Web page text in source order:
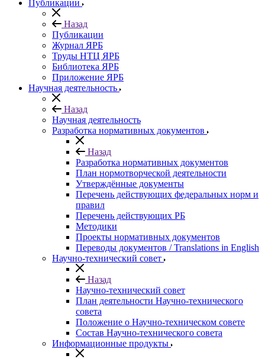
Публикации
Назад
Публикации
Журнал ЯРБ
Труды НТЦ ЯРБ
Библиотека ЯРБ
Приложение ЯРБ
Научная деятельность
Назад
Научная деятельность
Разработка нормативных документов
Назад
Разработка нормативных документов
План нормотворческой деятельности
Утверждённые документы
Перечень действующих федеральных норм и
правил
Перечень действующих РБ
Методики
Проекты нормативных документов
Переводы документов / Translations in English
Научно-технический совет
Назад
Научно-технический совет
План деятельности Научно-технического
совета
Положение о Научно-техническом совете
Состав Научно-технического совета
Информационные продукты